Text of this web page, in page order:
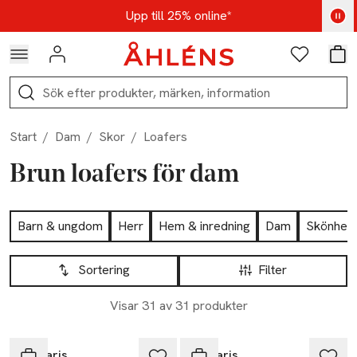
Hoppa till navigationsmenynUpp till 25% online*
Kod: AUG25 - Shoppa nu
Logga in Favoriter
Sök
Start / Dam / Skor / Loafers
Brun loafers för dam
Hoppa till produktsidan
Barn & ungdom Herr Hem & inredning Dam
Skönhet
Hoppa till produktsidan
Filter
Sortering
Visar 31 av 31 produkter
Lista över produkter